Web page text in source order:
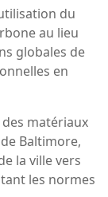
du
au lieu
globales de
en
matériaux
Baltimore,
la ville vers
les normes